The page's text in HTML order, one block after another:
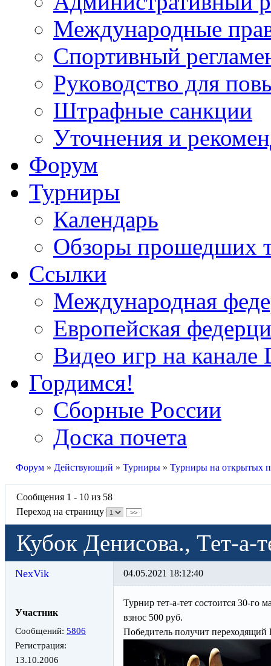
Международные
Спортивный
Руководство для
Штрафные санкции
Уточнения и
Форум
Турниры
Календарь
Обзоры прошедших
Ссылки
Международная
Европейская
Видео игр на
Гордимся!
Сборные России
Доска почета
Форум » Действующий » Турниры » Турниры на открытых
Сообщения 1 - 10 из 58
Переход на страницу
>>
Кубок Денисова., Тет-а-
NexVik
Участник
Сообщений: 5806
Регистрация:
13.10.2006
04.05.2021 18:12:40
Турнир тет-а-тет состоится 30-го
взнос 500 руб.
Победитель получит переходящий